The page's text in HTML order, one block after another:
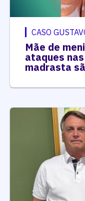
CASO
Mãe de
ataques
madrasta